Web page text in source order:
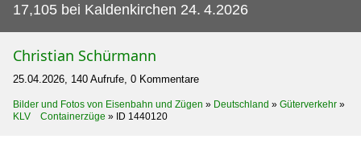
17,105 bei Kaldenkirchen 24. 4.2026
Christian Schürmann
25.04.2026, 140 Aufrufe, 0 Kommentare
Bilder und Fotos von Eisenbahn und Zügen » Deutschland » Güterverkehr »
KLV Containerzüge » ID 1440120